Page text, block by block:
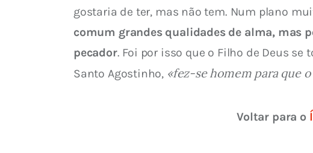
gostaria de ter, mas não tem. Num plano
comum grandes qualidades de alma, mas
pecador. Foi por isso que o Filho de Deus
Santo Agostinho, «fez-se homem para que
Voltar para o